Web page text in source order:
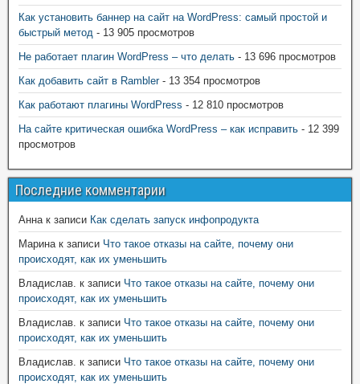
Как установить баннер на сайт на WordPress: самый простой и
быстрый метод - 13 905 просмотров
Не работает плагин WordPress – что делать - 13 696 просмотров
Как добавить сайт в Rambler- 13 354 просмотров
Как работают плагины WordPress - 12 810 просмотров
На сайте критическая ошибка WordPress – как исправить - 12 399
просмотров
Последние комментарии
Аннак записи Как сделать запуск инфопродукта
Маринак записи Что такое отказы на сайте, почему они
происходят, как их уменьшить
Владислав. к записи Что такое отказы на сайте, почему они
происходят, как их уменьшить
Владислав. к записи Что такое отказы на сайте, почему они
происходят, как их уменьшить
Владислав. к записи Что такое отказы на сайте, почему они
происходят, как их уменьшить